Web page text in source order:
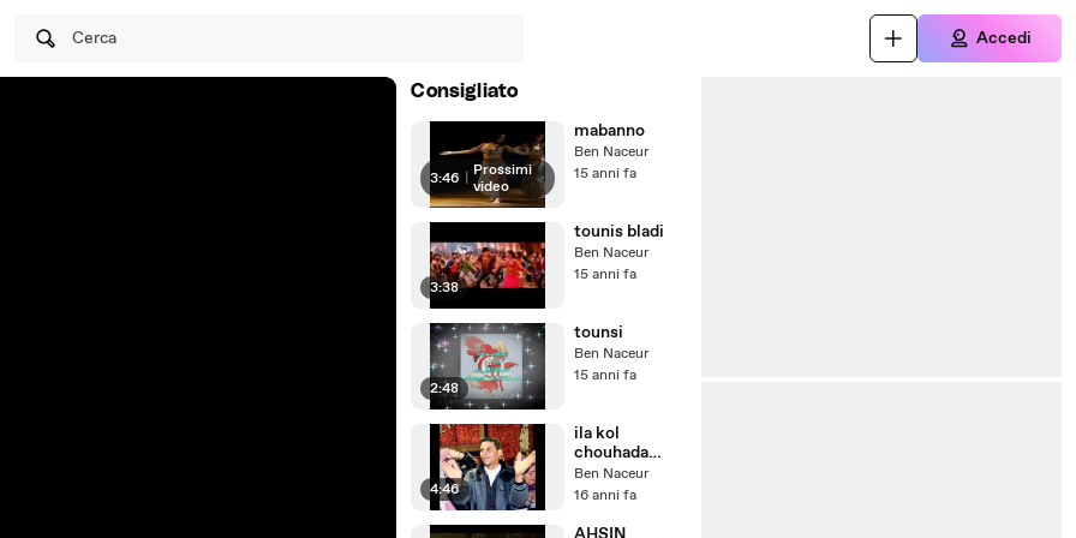
Cerca Accedi
Consigliato
3:46
Prossimi
video
mabanno
Ben Naceur
15 anni fa
3:38
tounis bladi
Ben Naceur
15 anni fa
2:48
tounsi
Ben Naceur
15 anni fa
4:46
ila kol
chouhada
tounis
Ben Naceur
16 anni fa